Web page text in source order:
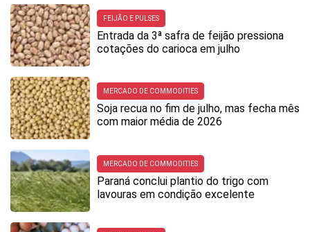
FEIJÃO E PULSES
Entrada da 3ª safra de feijão pressiona
cotações do carioca em julho
MERCADO DE COMMODITIES
Soja recua no fim de julho, mas fecha mês
com maior média de 2026
MERCADO DE COMMODITIES
Paraná conclui plantio do trigo com
lavouras em condição excelente